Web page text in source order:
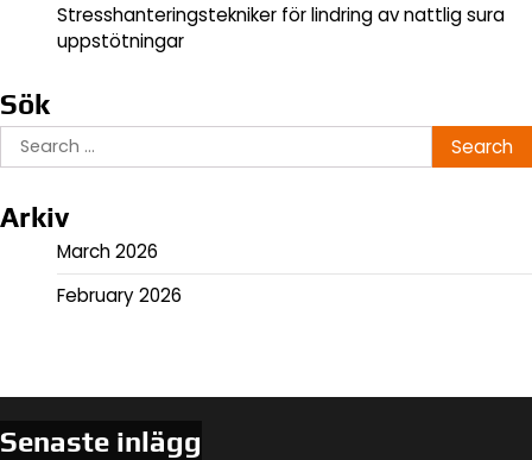
Stresshanteringstekniker för lindring av nattlig sura
uppstötningar
Sök
Search
for:
Arkiv
March 2026
February 2026
Senaste inlägg